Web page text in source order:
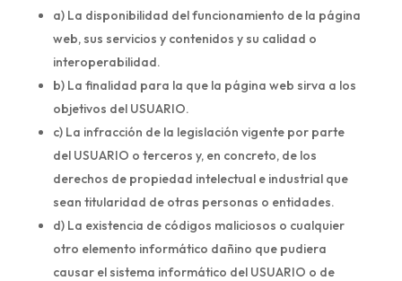
a) La disponibilidad del funcionamiento de la página
web, sus servicios y contenidos y su calidad o
interoperabilidad.
b) La finalidad para la que la página web sirva a los
objetivos del USUARIO.
c) La infracción de la legislación vigente por parte
del USUARIO o terceros y, en concreto, de los
derechos de propiedad intelectual e industrial que
sean titularidad de otras personas o entidades.
d) La existencia de códigos maliciosos o cualquier
otro elemento informático dañino que pudiera
causar el sistema informático del USUARIO o de